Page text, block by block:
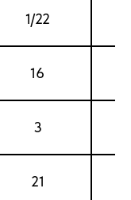
1/22
16
3
21